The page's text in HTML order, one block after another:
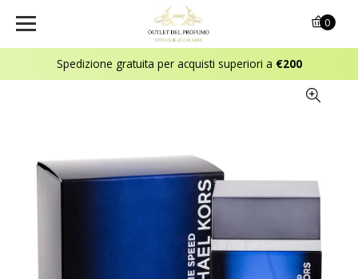
Spedizione gratuita per acquisti superiori a €200
0